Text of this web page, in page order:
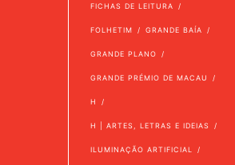
FICHAS DE LEITURA
FOLHETIM GRANDE BAÍA
GRANDE PLANO
GRANDE PRÉMIO DE MACAU
H
H | ARTES, LETRAS E IDEIAS
ILUMINAÇÃO ARTIFICIAL